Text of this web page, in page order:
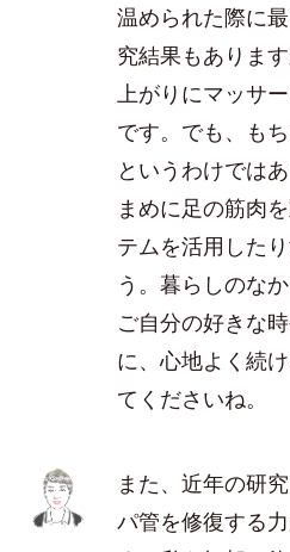
温められた際に
究結果もありま
上がりにマッサ
です。でも、も
というわけでは
まめに足の筋肉
テムを活用した
う。暮らしのな
ご自分の好きな
に、心地よく続
てくださいね。
また、近年の研
パ管を修復する